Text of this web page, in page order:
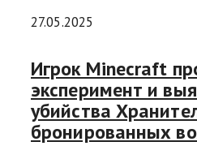
27.05.2025
Игрок Minecraft
эксперимент и
убийства
бронированных